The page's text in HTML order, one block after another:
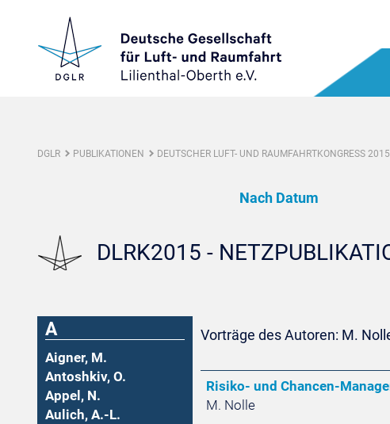
DGLR PUBLIKATIONEN DEUTSCHER LUFT- UND RAUMFAHRTKONGRESS
Nach Datum
DLRK2015 -
A
Aigner, M.
Antoshkiv, O.
Appel, N.
Aulich, A.-L.
Vorträge des Autoren: M.
Risiko- und Chancen-
M. Nolle